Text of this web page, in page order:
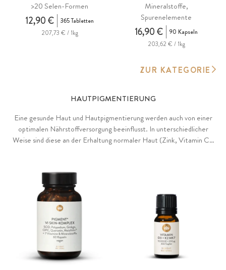
>20 Selen-Formen
12,90 €
365 Tabletten
207,73 € / 1kg
Mineralstoffe,
Spurenelemente
16,90 €
90 Kapseln
203,62 € / 1kg
ZUR KATEGORIE
HAUTPIGMENTIERUNG
Eine gesunde Haut und Hautpigmentierung werden auch von einer
optimalen Nährstoffversorgung beeinflusst. In unterschiedlicher
Weise sind diese an der Erhaltung normaler Haut (Zink, Vitamin C),
Stress (Vitamin C, E, Zink, Selen) beteiligt und können so zu einem
ebenmäßigen Hautbild beitragen.